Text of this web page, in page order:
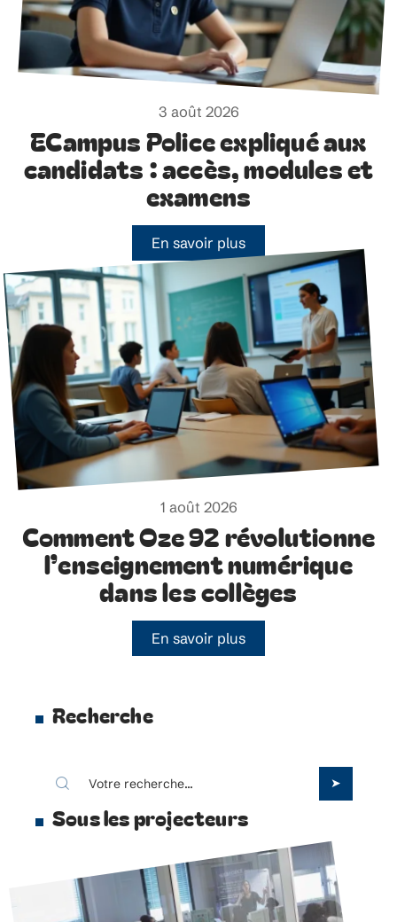
3 août 2026
ECampus Police expliqué aux
candidats : accès, modules et
examens
En savoir plus
1 août 2026
Comment Oze 92 révolutionne
l’enseignement numérique
dans les collèges
En savoir plus
Recherche
Sous les projecteurs